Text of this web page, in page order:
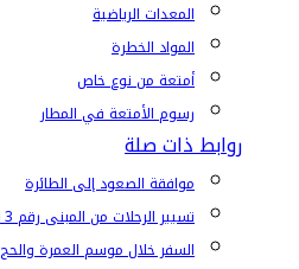
المعدات الرياضية
المواد الخطرة
أمتعة من نوع خاص
رسوم الأمتعة في المطار
روابط ذات صلة
موافقة الصعود إلى الطائرة
تسيير الرحلات من المبنى رقم 3 (DXB)
السفر خلال موسم العمرة والحج